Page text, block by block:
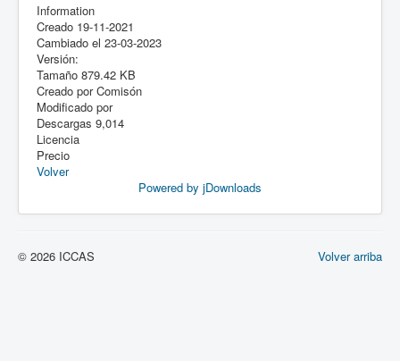
Information
Creado 19-11-2021
Cambiado el 23-03-2023
Versión:
Tamaño 879.42 KB
Creado porComisón
Modificado por
Descargas 9,014
Licencia
Precio
Volver
Powered by jDownloads
Volver arriba
© 2026 ICCAS